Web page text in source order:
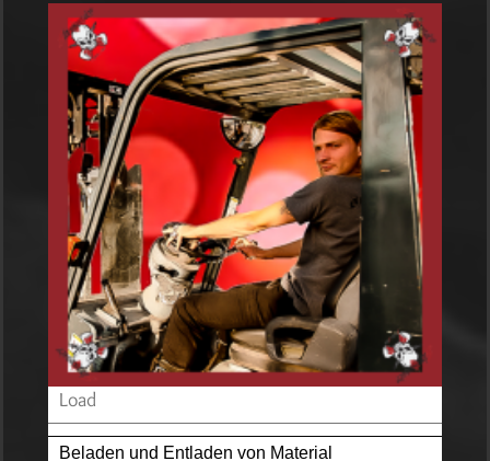
Load
Beladen und Entladen von Material